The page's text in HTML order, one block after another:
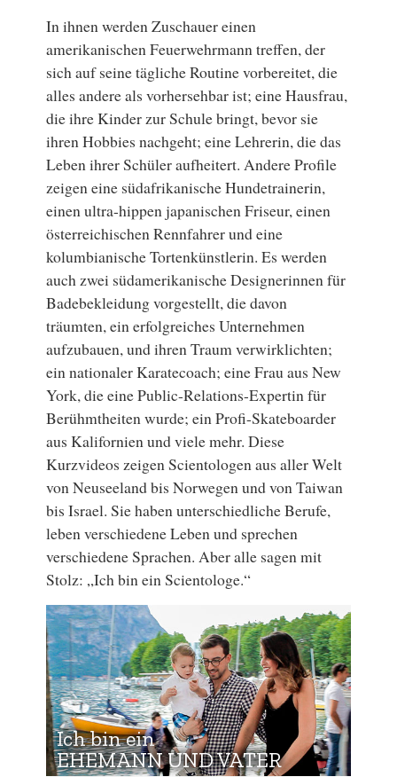
In ihnen werden Zuschauer einen
amerikanischen Feuerwehrmann treffen, der
sich auf seine tägliche Routine vorbereitet, die
alles andere als vorhersehbar ist; eine Hausfrau,
die ihre Kinder zur Schule bringt, bevor sie
ihren Hobbies nachgeht; eine Lehrerin, die das
Leben ihrer Schüler aufheitert. Andere Profile
zeigen eine südafrikanische Hundetrainerin,
einen ultra-hippen japanischen Friseur, einen
österreichischen Rennfahrer und eine
kolumbianische Tortenkünstlerin. Es werden
auch zwei südamerikanische Designerinnen für
Badebekleidung vorgestellt, die davon
träumten, ein erfolgreiches Unternehmen
aufzubauen, und ihren Traum verwirklichten;
ein nationaler Karatecoach; eine Frau aus New
York, die eine Public-Relations-Expertin für
Berühmtheiten wurde; ein Profi-Skateboarder
aus Kalifornien und viele mehr. Diese
Kurzvideos zeigen Scientologen aus aller Welt
von Neuseeland bis Norwegen und von Taiwan
bis Israel. Sie haben unterschiedliche Berufe,
leben verschiedene Leben und sprechen
verschiedene Sprachen. Aber alle sagen mit
Stolz: „Ich bin ein Scientologe.“
Ich bin ein
EHEMANN UND VATER